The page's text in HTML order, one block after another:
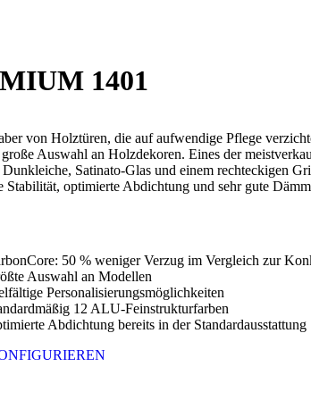
1401
von Holztüren, die auf aufwendige Pflege
Auswahl an Holzdekoren. Eines der
Satinato-Glas und einem rechteckigen
Stabilität, optimierte Abdichtung und sehr gute
50 % weniger Verzug im Vergleich zur
Auswahl an Modellen
Personalisierungsmöglichkeiten
12 ALU-Feinstrukturfarben
Abdichtung bereits in der Standardausstattung